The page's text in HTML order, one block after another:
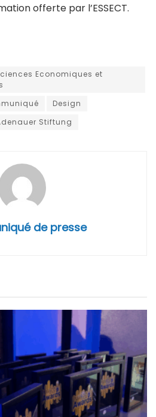
offerte par l’ESSECT.
Economiques et
Design
Stiftung
de presse